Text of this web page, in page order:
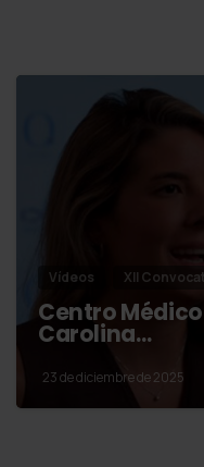
Vídeos XII
Centro
Carolina…
23 de diciembre de 2025